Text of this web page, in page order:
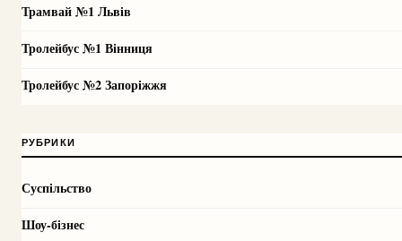
Трамвай №1 Львів
Тролейбус №1 Вінниця
Тролейбус №2 Запоріжжя
РУБРИКИ
Суспільство
Шоу-бізнес